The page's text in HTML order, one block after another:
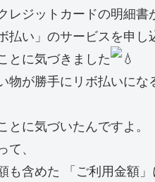
レジットカードの明細書
払い」のサービスを申し
とに気づきました
物が勝手にリボ払いにな
とに気づいたんですよ。
、
も含めた 「ご利用金額」